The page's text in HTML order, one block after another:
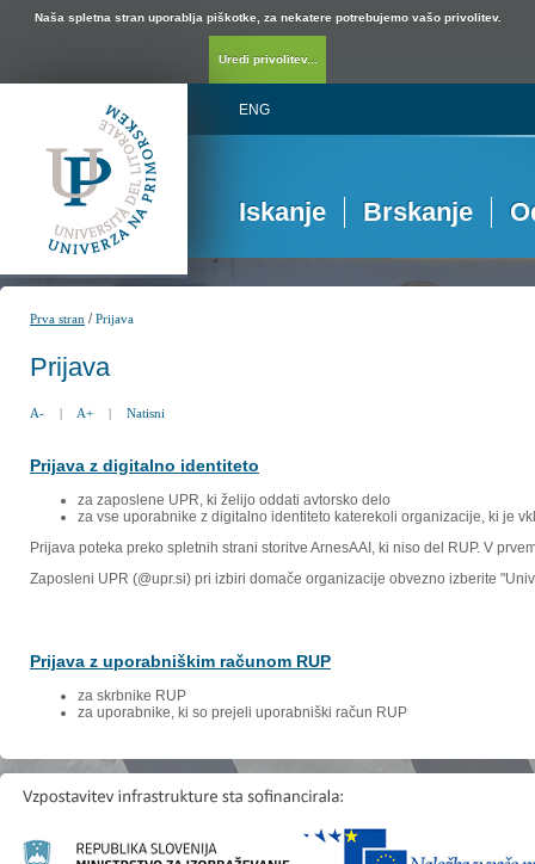
Naša spletna stran uporablja piškotke, za nekatere potrebujemo vašo privolitev.
Uredi privolitev...
ENG
Iskanje Brskanje
Prva stran /Prijava
Prijava
A- | A+ | Natisni
Prijava z digitalno identiteto
za zaposlene UPR, ki želijo oddati avtorsko delo
za vse uporabnike z digitalno identiteto katerekoli organizacije, ki je
Prijava poteka preko spletnih strani storitve ArnesAAI, ki niso del RUP. V
Zaposleni UPR (@upr.si) pri izbiri domače organizacije obvezno izberite
Prijava z uporabniškim računom RUP
za skrbnike RUP
za uporabnike, ki so prejeli uporabniški račun RUP